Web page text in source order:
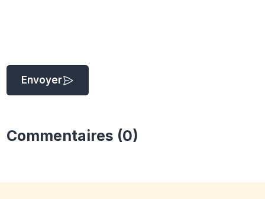
Envoyer
Commentaires (0)